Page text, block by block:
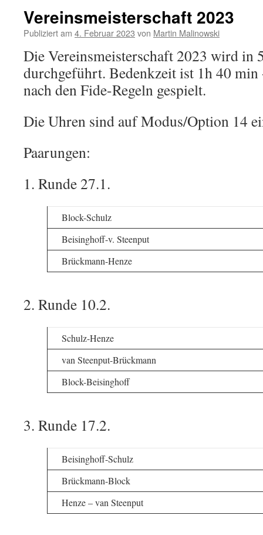
Vereinsmeisterschaft 2023
Publiziert am 4. Februar 2023 von Martin Malinowski
Die Vereinsmeisterschaft 2023 wird in
durchgeführt. Bedenkzeit ist 1h 40
nach den Fide-Regeln gespielt.
Die Uhren sind auf Modus/Option 14
Paarungen:
1. Runde 27.1.
Block-Schulz
Beisinghoff-v. Steenput
Brückmann-Henze
2. Runde 10.2.
Schulz-Henze
van Steenput-Brückmann
Block-Beisinghoff
3. Runde 17.2.
Beisinghoff-Schulz
Brückmann-Block
Henze – van Steenput